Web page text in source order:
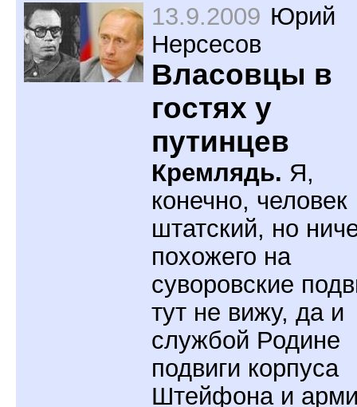
13.9.2009 Юрий
Нерсесов
Власовцы в
гостях у
путинцев
Кремлядь. Я,
конечно, человек
штатский, но
похожего на
суворовские
тут не вижу, да и
службой Родине
подвиги корпуса
Штейфона и